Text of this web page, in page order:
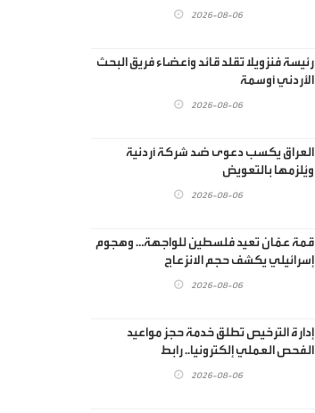
2026-08-06
رئيسة فنزويلا تقلد قائد وأعضاء فريق البحث
الأردني أوسمة
2026-08-06
العراق يكسب دعوى ضد شركة أردنية
ويُلزمها بالتعويض
2026-08-06
قمة عمّان تعيد فلسطين للواجهة… وهجوم
إسرائيلي يكشف حجم الانزعاج
2026-08-06
إدارة الترخيص تطلق خدمة حجز مواعيد
الفحص العملي إلكترونيا.. رابط
2026-08-06